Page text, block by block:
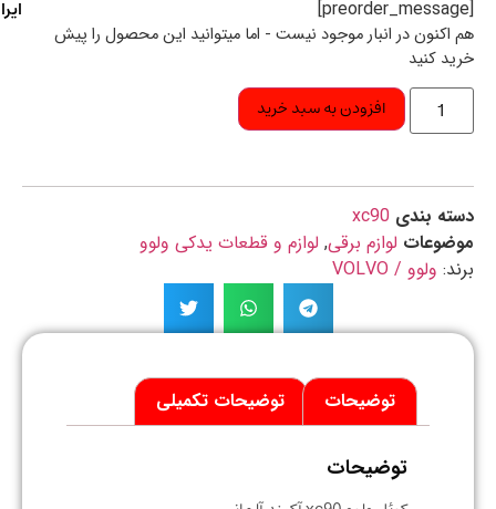
در انبار موجود نیست - اما میتوانید این محصول را پیش
کنید
افزودن به سبد خرید
بندی xc90
لوازم برقی,لوازم و قطعات یدکی ولوو
ولوو / VOLVO
توضیحات توضیحات تکمیلی
توضیحات